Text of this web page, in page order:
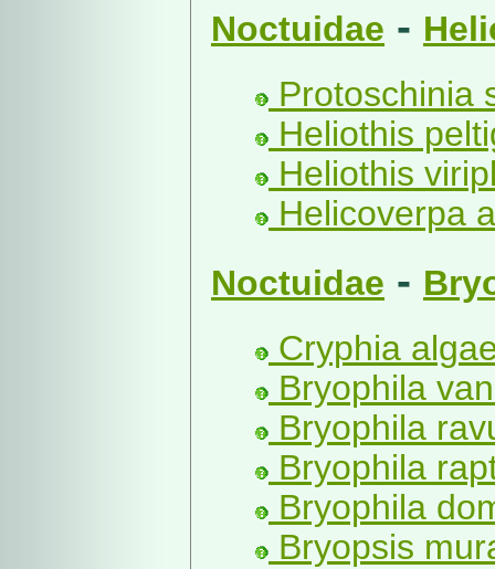
Noctuidae -
Protoschinia
Heliothis
Heliothis
Helicoverpa
Noctuidae -
Cryphia
Bryophila
Bryophila
Bryophila
Bryophila
Bryopsis